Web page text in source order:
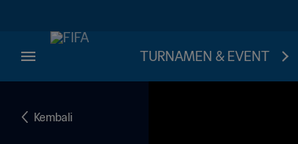
TURNAMEN & EVENT
Kembali